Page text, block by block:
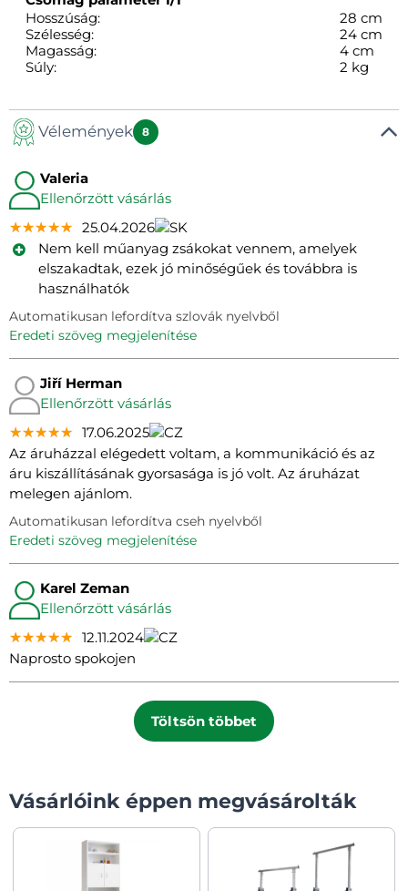
Hosszúság:
28 cm
Szélesség:
24 cm
Magasság:
4 cm
Súly:
2 kg
Vélemények 8
Valeria
Ellenőrzött vásárlás
★★★★★
★★★★★
★★★★★ 25.04.2026
Nem kell műanyag zsákokat vennem, amelyek
elszakadtak, ezek jó minőségűek és továbbra is
használhatók
Automatikusan lefordítva szlovák nyelvből
eredeti szöveg megjelenítése
Jiří Herman
Ellenőrzött vásárlás
★★★★★
★★★★★
★★★★★ 17.06.2025
Az áruházzal elégedett voltam, a kommunikáció és az
áru kiszállításának gyorsasága is jó volt. Az áruházat
melegen ajánlom.
Automatikusan lefordítva cseh nyelvből
eredeti szöveg megjelenítése
Karel Zeman
Ellenőrzött vásárlás
★★★★★
★★★★★
★★★★★ 12.11.2024
Naprosto spokojen
Töltsön többet
Vásárlóink éppen megvásárolták